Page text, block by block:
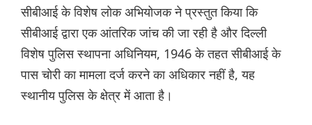
सीबीआई के विशेष लोक अभियोजक ने प्रस्तुत किया कि
सीबीआई द्वारा एक आंतरिक जांच की जा रही है और दिल्ली
विशेष पुलिस स्थापना अधिनियम, 1946 के तहत सीबीआई के
पास चोरी का मामला दर्ज करने का अधिकार नहीं है, यह
स्थानीय पुलिस के क्षेत्र में आता है।